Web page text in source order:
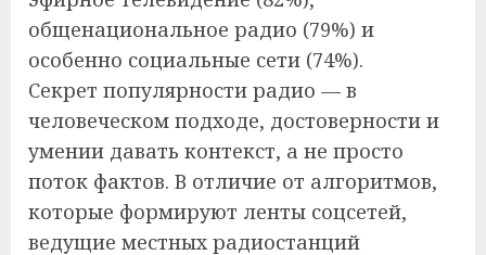
общенациональное радио (79%) и
особенно социальные сети (74%).
Секрет популярности радио — в
человеческом подходе, достоверности и
умении давать контекст, а не просто
поток фактов. В отличие от алгоритмов,
которые формируют ленты соцсетей,
ведущие местных радиостанций